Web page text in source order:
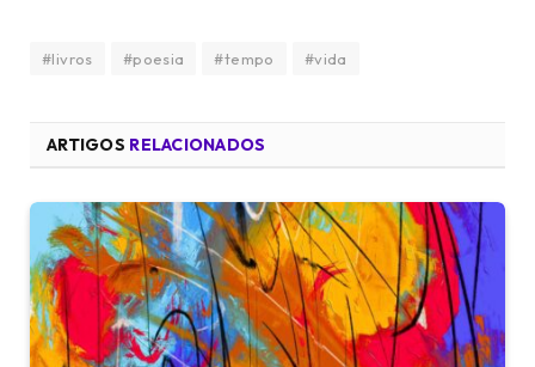
#livros #poesia #tempo #vida
ARTIGOS RELACIONADOS